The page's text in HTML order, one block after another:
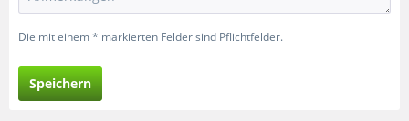
Die mit einem * markierten Felder sind Pflichtfelder.
Speichern